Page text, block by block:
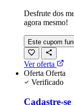
Desfrute dos
agora mesmo!
Este cupom
Ver oferta
Oferta Oferta
Verificado
Cadastre-